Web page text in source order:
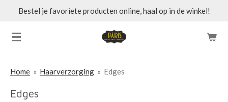
naar
Bestel je favoriete producten online, haal op in de winkel!
Home » Haarverzorging » Edges
Edges